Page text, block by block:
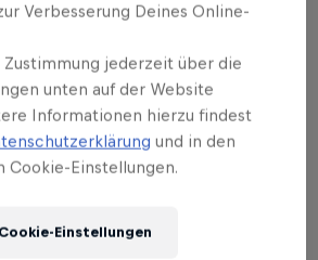
Verbesserung Deines Online-
Zustimmung jederzeit über die
unten auf der Website
Informationen hierzu findest
und in den
Cookie-Einstellungen.
Cookie-Einstellungen